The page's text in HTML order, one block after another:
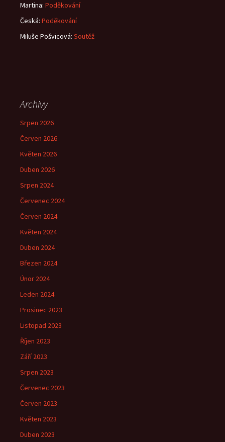
Martina: Poděkování
Česká: Poděkování
Miluše Pošvicová: Soutěž
Archivy
Srpen 2026
Červen 2026
Květen 2026
Duben 2026
Srpen 2024
Červenec 2024
Červen 2024
Květen 2024
Duben 2024
Březen 2024
Únor 2024
Leden 2024
Prosinec 2023
Listopad 2023
Říjen 2023
Září 2023
Srpen 2023
Červenec 2023
Červen 2023
Květen 2023
Duben 2023